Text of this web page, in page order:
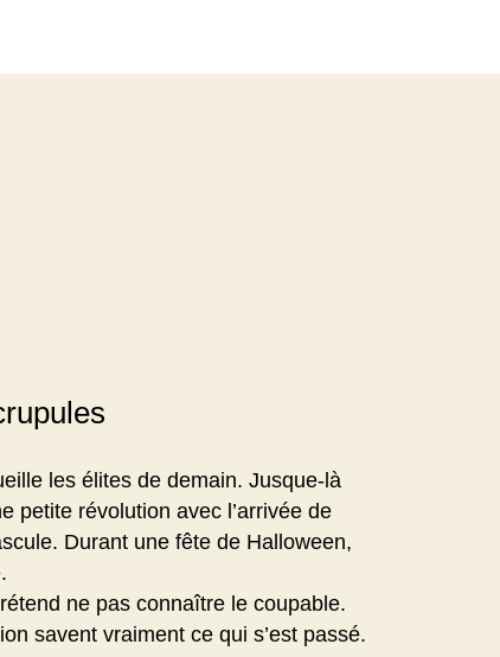
les élites de demain. Jusque-là
petite révolution avec l’arrivée de
Durant une fête de Halloween,
ne pas connaître le coupable.
savent vraiment ce qui s’est passé.